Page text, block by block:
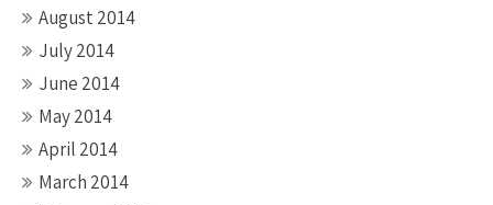
August 2014
July 2014
June 2014
May 2014
April 2014
March 2014